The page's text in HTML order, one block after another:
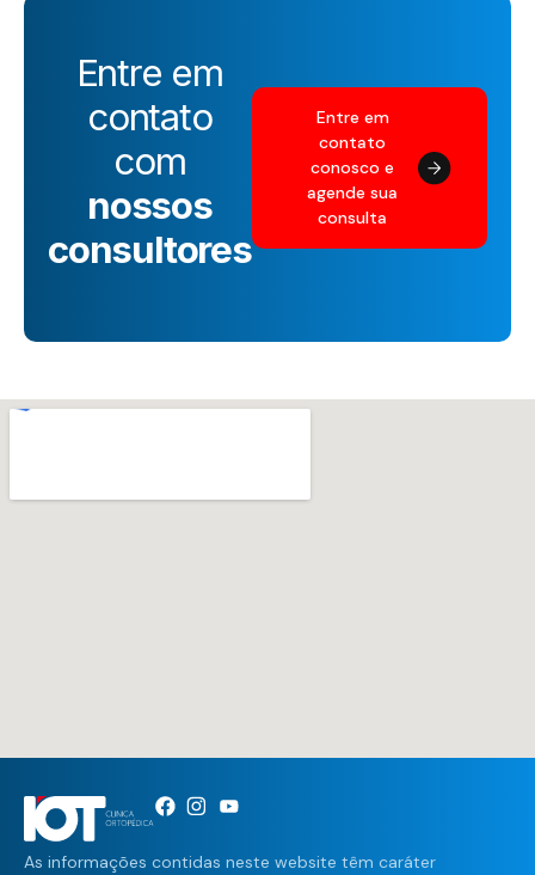
Entre em
contato
com
nossos
consultores
Entre em
contato
conosco e
agende sua
consulta
As informações contidas neste website têm caráter